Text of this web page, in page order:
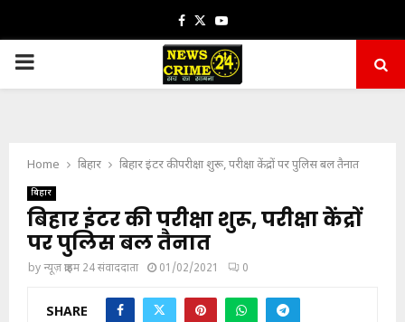
Facebook
TwitterYoutube
PRIMARY
Home बिहार बिहार इंटर की परीक्षा शुरू, परीक्षा केंद्रों पर पुलिस बल तैनात
बिहार
बिहार इंटर की परीक्षा शुरू, परीक्षा केंद्रों
पर पुलिस बल तैनात
byन्यूज़ क्राइम 24 संवाददाता 01/02/2021 0
SHARE